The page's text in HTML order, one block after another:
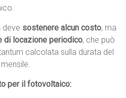
deve sostenere alcun costo, ma
di locazione periodico, che può
calcolata sulla durata del
per il fotovoltaico: